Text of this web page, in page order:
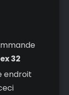
32
endroit